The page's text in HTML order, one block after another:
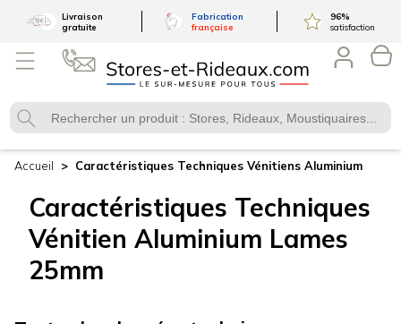
Livraison
gratuite
Fabrication
française
96%
satisfaction
Accueil Caractéristiques Techniques Vénitiens Aluminium
Caractéristiques Techniques
Vénitien Aluminium Lames
25mm